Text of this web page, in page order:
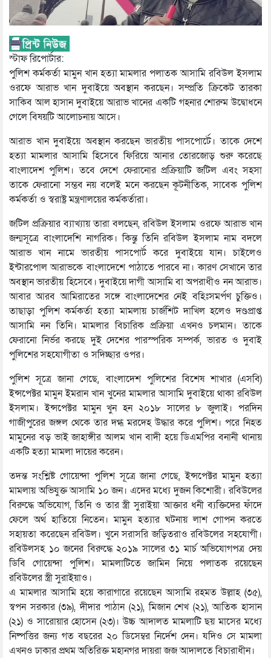
স্টাফ রিপোর্টার:
পুলিশ কর্মকর্তা মামুন খান হত্যা মামলার পলাতক আসামি রবিউল ইসলাম
ওরফে আরাভ খান দুবাইয়ে অবস্থান করছেন। সম্প্রতি ক্রিকেট তারকা
সাকিব আল হাসান দুবাইয়ে আরাভ খানের একটি গহনার শোরুম উদ্বোধনে
গেলে বিষয়টি আলোচনায় আসে।
আরাভ খান দুবাইয়ে অবস্থান করছেন ভারতীয় পাসপোর্টে। তাকে দেশে
হত্যা মামলার আসামি হিসেবে ফিরিয়ে আনার তোরজোড় শুরু করেছে
বাংলাদেশ পুলিশ। তবে দেশে ফেরানোর প্রক্রিয়াটি জটিল এবং সহসা
তাকে ফেরানো সম্ভব নয় বলেই মনে করছেন কূটনীতিক, সাবেক পুলিশ
কর্মকর্তা ও স্বরাষ্ট্র মন্ত্রণালয়ের কর্মকর্তারা।
জটিল প্রক্রিয়ার ব্যাখ্যায় তারা বলছেন, রবিউল ইসলাম ওরফে আরাভ খান
জন্মসূত্রে বাংলাদেশি নাগরিক। কিন্তু তিনি রবিউল ইসলাম নাম বদলে
আরাভ খান নামে ভারতীয় পাসপোর্ট করে দুবাইয়ে যান। চাইলেও
ইন্টারপোল আরাভকে বাংলাদেশে পাঠাতে পারবে না। কারণ সেখানে তার
অবস্থান ভারতীয় হিসেবে। দুবাইয়ে দাগী আসামি বা অপরাধীও নন আরাভ।
আবার আরব আমিরাতের সঙ্গে বাংলাদেশের নেই বহিঃসমর্পণ চুক্তিও।
তাছাড়া পুলিশ কর্মকর্তা হত্যা মামলায় চার্জশিট দাখিল হলেও দণ্ডপ্রাপ্ত
আসামি নন তিনি। মামলার বিচারিক প্রক্রিয়া এখনও চলমান। তাকে
ফেরানো নির্ভর করছে দুই দেশের পারস্পরিক সম্পর্ক, ভারত ও দুবাই
পুলিশের সহযোগীতা ও সদিচ্ছার ওপর।
পুলিশ সূত্রে জানা গেছে, বাংলাদেশ পুলিশের বিশেষ শাখার (এসবি)
ইন্সপেক্টর মামুন ইমরান খান খুনের মামলার আসামি দুবাইয়ে থাকা রবিউল
ইসলাম। ইন্সপেক্টর মামুন খুন হন ২০১৮ সালের ৮ জুলাই। পরদিন
গাজীপুরের জঙ্গল থেকে তার দগ্ধ মরদেহ উদ্ধার করে পুলিশ। পরে নিহত
মামুনের বড় ভাই জাহাঙ্গীর আলম খান বাদী হয়ে ডিএমপির বনানী থানায়
একটি হত্যা মামলা দায়ের করেন।
তদন্ত সংশ্লিষ্ট গোয়েন্দা পুলিশ সূত্রে জানা গেছে, ইন্সপেক্টর মামুন হত্যা
মামলায় অভিযুক্ত আসামি ১০ জন। এদের মধ্যে দুজন কিশোরী। রবিউলের
বিরুদ্ধে অভিযোগ, তিনি ও তার স্ত্রী সুরাইয়া আক্তার ধনী ব্যক্তিদের ফাঁদে
ফেলে অর্থ হাতিয়ে নিতেন। মামুন হত্যার ঘটনায় লাশ গোপন করতে
সহায়তা করেছেন রবিউল। খুনে সরাসরি জড়িতরাও রবিউলের সহযোগী।
রবিউলসহ ১০ জনের বিরুদ্ধে ২০১৯ সালের ৩১ মার্চ অভিযোগপত্র দেয়
ডিবি গোয়েন্দা পুলিশ। মামলাটিতে জামিন নিয়ে পলাতক রয়েছেন
রবিউলের স্ত্রী সুরাইয়াও।
এ মামলার আসামি হয়ে কারাগারে রয়েছেন আসামি রহমত উল্লাহ (৩৫),
স্বপন সরকার (৩৯), দীদার পাঠান (২১), মিজান শেখ (২১), আতিক হাসান
(২১) ও সারোয়ার হোসেন (২৩)। উচ্চ আদালত মামলাটি ছয় মাসের মধ্যে
নিষ্পত্তির জন্য গত বছরের ২০ ডিসেম্বর নির্দেশ দেন। যদিও সে মামলা
এখনও ঢাকার প্রথম অতিরিক্ত মহানগর দায়রা জজ আদালতে বিচারাধীন।